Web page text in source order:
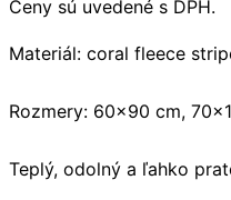
Ceny sú uvedené s DPH.
Materiál: coral fleece
Rozmery: 60×90 cm,
Teplý, odolný a ľahko